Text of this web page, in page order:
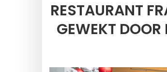
RESTAURANT
GEWEKT DOOR